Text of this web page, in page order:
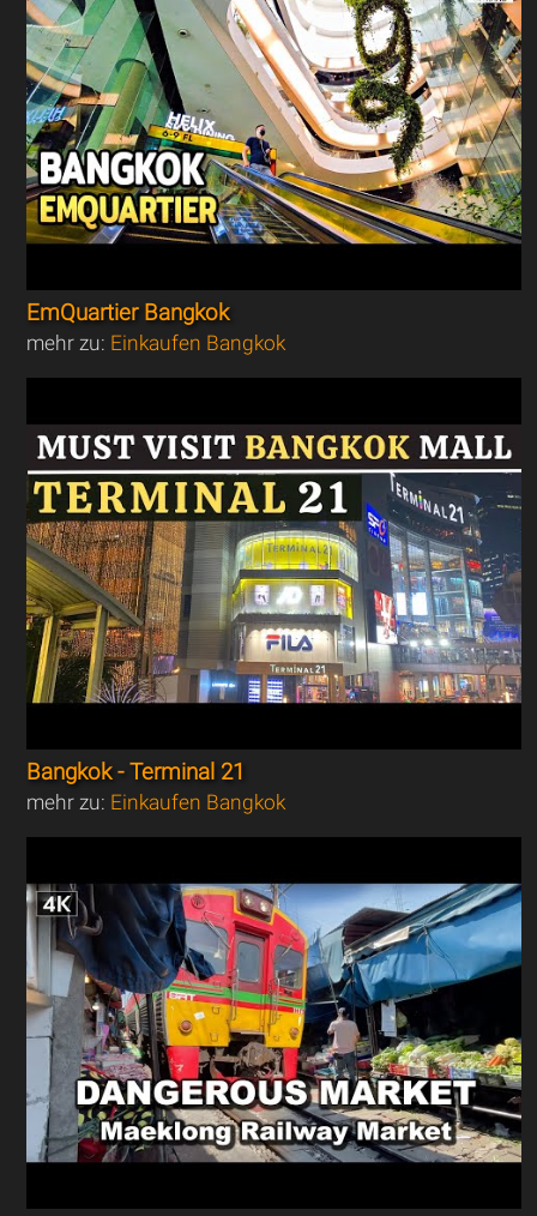
EmQuartier Bangkok
mehr zu: Einkaufen Bangkok
Bangkok - Terminal 21
mehr zu: Einkaufen Bangkok